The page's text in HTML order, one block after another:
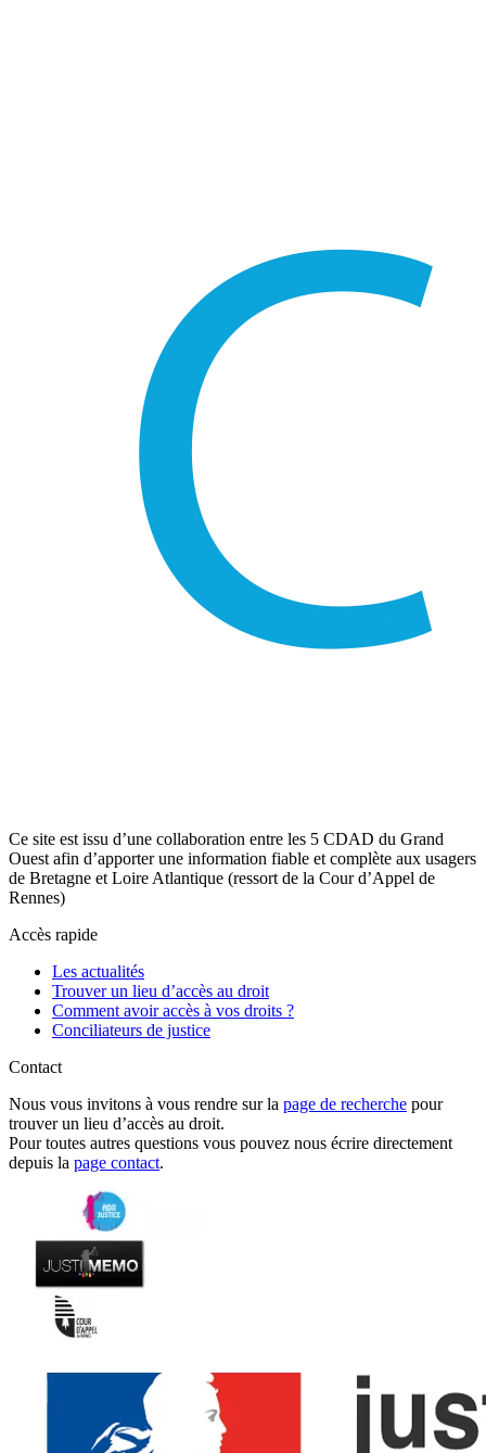
Ce site est issu d’une collaboration entre les 5 CDAD du Grand
Ouest afin d’apporter une information fiable et complète aux usagers
de Bretagne et Loire Atlantique (ressort de la Cour d’Appel de
Rennes)
Accès rapide
Les actualités
Trouver un lieu d’accès au droit
Comment avoir accès à vos droits ?
Conciliateurs de justice
Contact
Nous vous invitons à vous rendre sur la page de recherche pour
trouver un lieu d’accès au droit.
Pour toutes autres questions vous pouvez nous écrire directement
depuis la page contact.